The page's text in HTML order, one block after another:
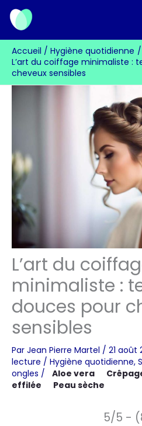
Aller
contenu
Accueil
Hygiène quotidienne
L’art du coiffage minimaliste :
cheveux sensibles
L’art du
minimaliste :
douces pour
sensibles
Par Jean Pierre Martel / 21 août
lecture / Hygiène quotidienne,
ongles / Aloe vera
effilée
Peau sèche
5/5 -